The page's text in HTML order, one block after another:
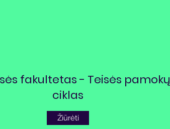
fakultetas - Teisės pamokų
ciklas
Žiūrėti